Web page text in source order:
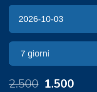
2.500 1.500